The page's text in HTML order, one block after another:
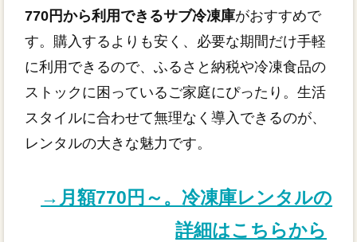
770円から利用できるサブ冷凍庫がおすすめで
す。購入するよりも安く、必要な期間だけ手軽
に利用できるので、ふるさと納税や冷凍食品の
ストックに困っているご家庭にぴったり。生活
スタイルに合わせて無理なく導入できるのが、
レンタルの大きな魅力です。
→月額770円～。冷凍庫レンタルの
詳細はこちらから